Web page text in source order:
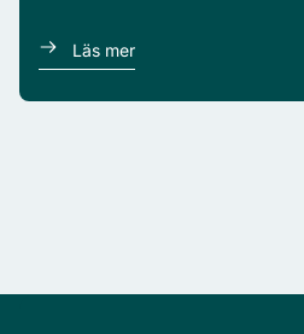
Läs merom Sam